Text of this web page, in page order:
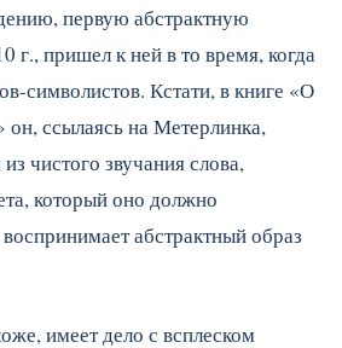
первую абстрактную
г., пришел к ней в то время, когда
символистов. Кстати, в книге «О
он, ссылаясь на Метерлинка,
чистого звучания слова,
который оно должно
абстрактный образ
имеет дело с всплеском